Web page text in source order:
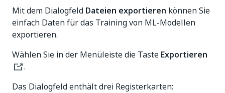
Mit dem Dialogfeld Dateien exportieren können Sie
einfach Daten für das Training von ML-Modellen
exportieren.
Wählen Sie in der Menüleiste die Taste Exportieren
.
Das Dialogfeld enthält drei Registerkarten: